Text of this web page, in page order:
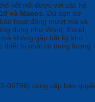
kết nối được với các hệ
và Macos . Dù bạn sử
hoạt động mượt mà và
dụng như Word, Excel,
không gặp bất kỳ khó
thiết bị phải có dung lượng
06796) cung cấp bản